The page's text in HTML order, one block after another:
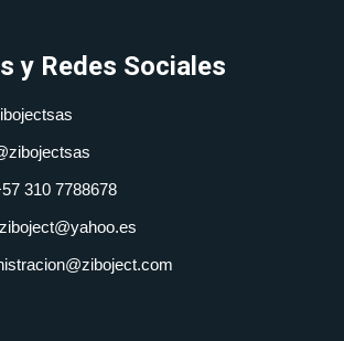
y Redes Sociales
310 7788678